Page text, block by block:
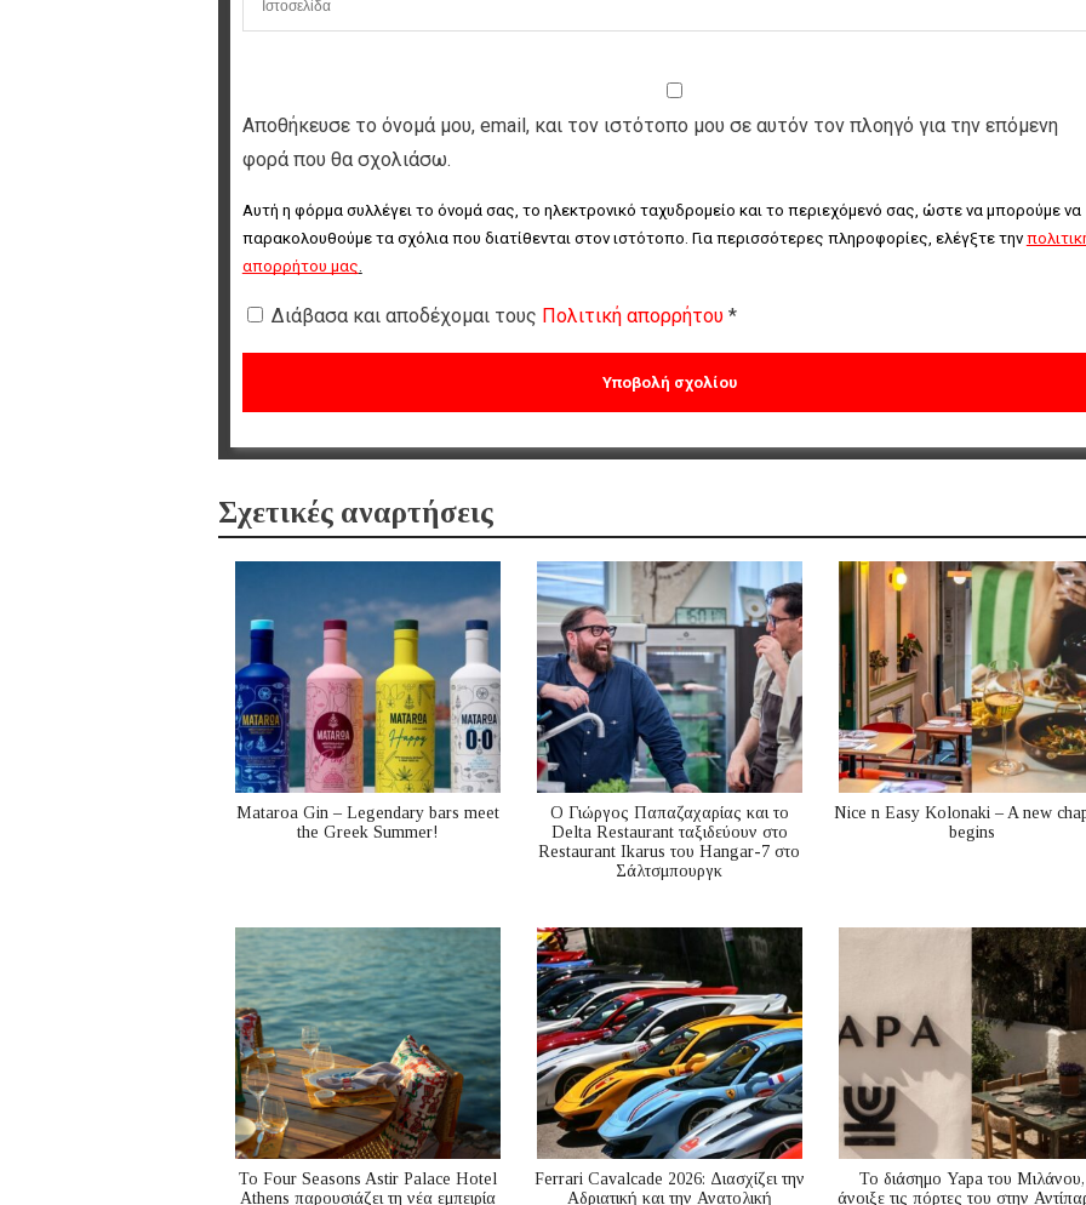
Αποθήκευσε το όνομά μου, email, και τον ιστότοπο μου σε αυτόν τον πλοηγό για την επόμενη
φορά που θα σχολιάσω.
Αυτή η φόρμα συλλέγει το όνομά σας, το ηλεκτρονικό ταχυδρομείο και το περιεχόμενό σας, ώστε να μπορούμε να
παρακολουθούμε τα σχόλια που διατίθενται στον ιστότοπο. Για περισσότερες πληροφορίες, ελέγξτε την
απορρήτου μας.
Διάβασα και αποδέχομαι τους Πολιτική απορρήτου *
Σχετικές αναρτήσεις
Mataroa Gin – Legendary bars meet
the Greek Summer!
Ο Γιώργος Παπαζαχαρίας και το
Delta Restaurant ταξιδεύουν στο
Restaurant Ikarus του Hangar-7 στο
Σάλτσμπουργκ
Nice n Easy Kolonaki – A new
begins
Το Four Seasons Astir Palace Hotel
Athens παρουσιάζει τη νέα εμπειρία
Ferrari Cavalcade 2026: Διασχίζει την
Αδριατική και την Ανατολική
Το διάσημο Yapa του Μιλάνου,
άνοιξε τις πόρτες του στην